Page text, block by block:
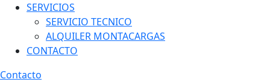
SERVICIOS
SERVICIO TECNICO
ALQUILER MONTACARGAS
CONTACTO
Contacto